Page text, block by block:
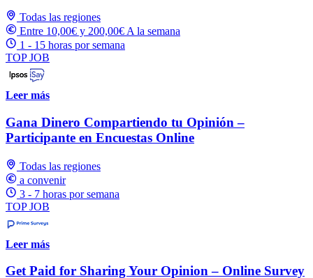
Todas las regiones
Entre 10,00€ y 200,00€ A la semana
1 - 15 horas por semana
TOP JOB
Leer más
Gana Dinero Compartiendo tu Opinión –
Participante en Encuestas Online
Todas las regiones
a convenir
3 - 7 horas por semana
TOP JOB
Leer más
Get Paid for Sharing Your Opinion – Online Survey